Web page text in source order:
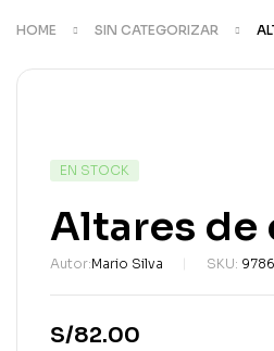
HOME SIN CATEGORIZAR
DISPONIBILIDAD:
EN STOCK
Altares de
Autor:Mario Silva SKU:
S/82.00